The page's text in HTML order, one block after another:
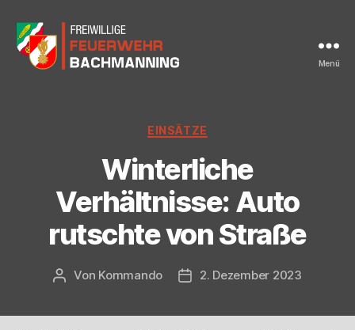
Menü
Kategorien
EINSÄTZE
Winterliche
Verhältnisse: Auto
rutschte von Straße
Beitragsautor
Von Kommando Beitragsdatum
2. Dezember 2023